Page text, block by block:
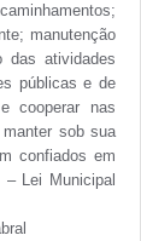
manutenção
das atividades
públicas e de
cooperar nas
sob sua
confiados em
Lei Municipal